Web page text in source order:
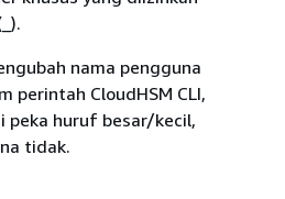
nama pengguna
perintah CloudHSM CLI,
peka huruf besar/kecil,
tidak.